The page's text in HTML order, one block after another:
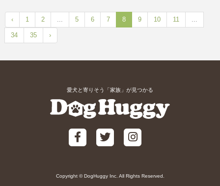
‹ 1 2 5 6 7 8 9 10 11
34 35 ›
愛犬と寄りそう「家族」が見つかる
Copyright © DogHuggy Inc. All Rights Reserved.